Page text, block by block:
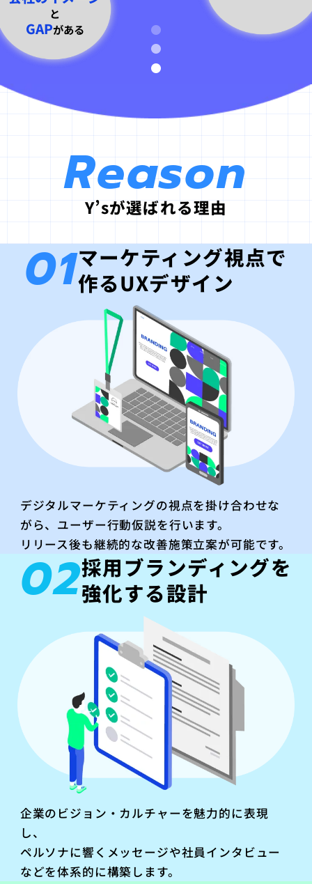
と
GAPがある
Y’sが選ばれる理由
Reason
01マーケティング視点で
作るUXデザイン
デジタルマーケティングの視点を掛け合わせな
がら、ユーザー行動仮説を行います。
リリース後も継続的な改善施策立案が可能です。
02採用ブランディングを
強化する設計
企業のビジョン・カルチャーを魅力的に表現
し、
ペルソナに響くメッセージや社員インタビュー
などを体系的に構築します。